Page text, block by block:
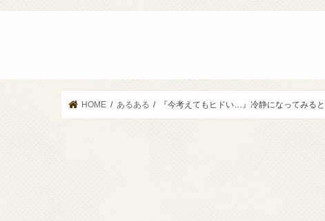
HOME あるある 『今考えてもヒドい…』冷静になってみる